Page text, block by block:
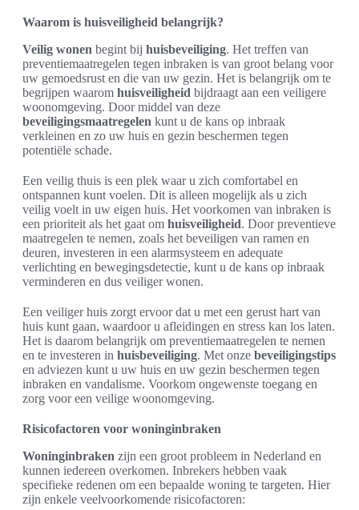
Waarom is huisveiligheid belangrijk?
Veilig wonen begint bij huisbeveiliging. Het treffen van
preventiemaatregelen tegen inbraken is van groot belang voor
uw gemoedsrust en die van uw gezin. Het is belangrijk om te
begrijpen waarom huisveiligheid bijdraagt aan een veiligere
woonomgeving. Door middel van deze
beveiligingsmaatregelen kunt u de kans op inbraak
verkleinen en zo uw huis en gezin beschermen tegen
potentiële schade.
Een veilig thuis is een plek waar u zich comfortabel en
ontspannen kunt voelen. Dit is alleen mogelijk als u zich
veilig voelt in uw eigen huis. Het voorkomen van inbraken is
een prioriteit als het gaat om huisveiligheid. Door preventieve
maatregelen te nemen, zoals het beveiligen van ramen en
deuren, investeren in een alarmsysteem en adequate
verlichting en bewegingsdetectie, kunt u de kans op inbraak
verminderen en dus veiliger wonen.
Een veiliger huis zorgt ervoor dat u met een gerust hart van
huis kunt gaan, waardoor u afleidingen en stress kan los laten.
Het is daarom belangrijk om preventiemaatregelen te nemen
en te investeren in huisbeveiliging. Met onze beveiligingstips
en adviezen kunt u uw huis en uw gezin beschermen tegen
inbraken en vandalisme. Voorkom ongewenste toegang en
zorg voor een veilige woonomgeving.
Risicofactoren voor woninginbraken
Woninginbraken zijn een groot probleem in Nederland en
kunnen iedereen overkomen. Inbrekers hebben vaak
specifieke redenen om een bepaalde woning te targeten. Hier
zijn enkele veelvoorkomende risicofactoren: